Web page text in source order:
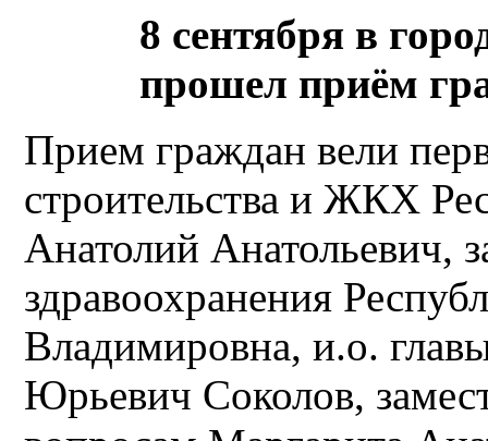
8 сентября в
прошел приём
Прием граждан вели
строительства и ЖКХ
Анатолий Анатольевич,
здравоохранения
Владимировна, и.о.
Юрьевич Соколов,